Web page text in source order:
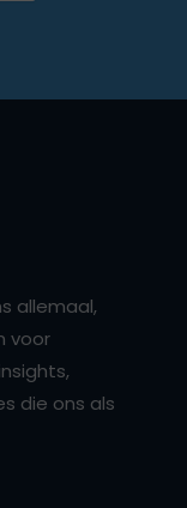
allemaal,
voor
die ons als